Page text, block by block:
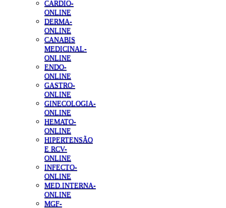
CARDIO-
ONLINE
DERMA-
ONLINE
CANABIS
MEDICINAL-
ONLINE
ENDO-
ONLINE
GASTRO-
ONLINE
GINECOLOGIA-
ONLINE
HEMATO-
ONLINE
HIPERTENSÃO
E RCV-
ONLINE
INFECTO-
ONLINE
MED.INTERNA-
ONLINE
MGF-